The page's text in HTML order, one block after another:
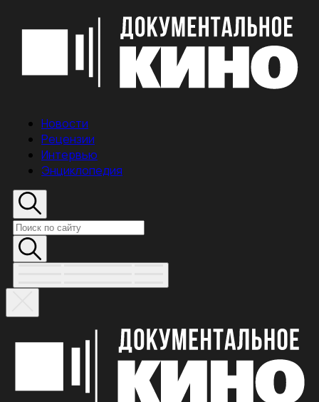
Новости
Рецензии
Интервью
Энциклопедия